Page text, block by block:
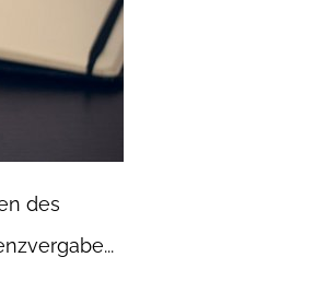
des